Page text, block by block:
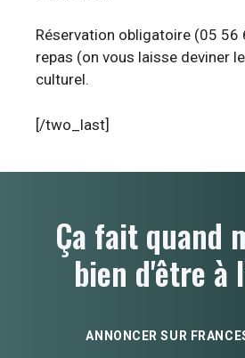
Réservation obligatoire (05 56
repas (on vous laisse deviner
culturel.
[/two_last]
Ça fait quand
bien d'être à
ANNONCER SUR